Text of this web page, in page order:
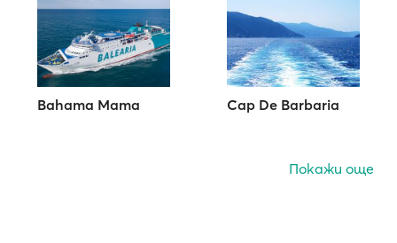
Bahama Mama Cap De Barbaria
Покажи още